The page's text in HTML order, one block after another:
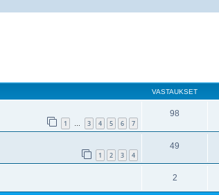
VASTAUKSET
1 … 3 4 5 6 7
98
1 2 3 4
49
2